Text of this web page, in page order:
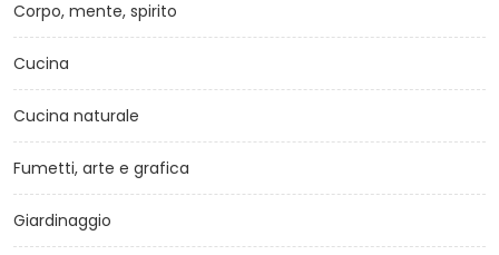
Corpo, mente, spirito
Cucina
Cucina naturale
Fumetti, arte e grafica
Giardinaggio